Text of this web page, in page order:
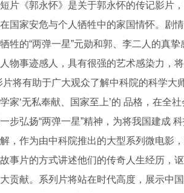
厂家
《郭永怀》是关于郭永怀的传记影片，
国家安危与个人牺牲中的家国情怀。剧
牲的“两弹一星”元勋和郭、李二人的真
物事迹感人，具有很强的艺术感染力，
有助于广大观众了解中科院的科学大师
家‘无私奉献、国家至上’的 品格，在全
步弘扬“两弹一星”精神，为将我国建成
作为由中科院推出的大型系列微电影，
事片的方式讲述他们的传奇人生经历，
贡献。系列片将站在时代高度，展示中